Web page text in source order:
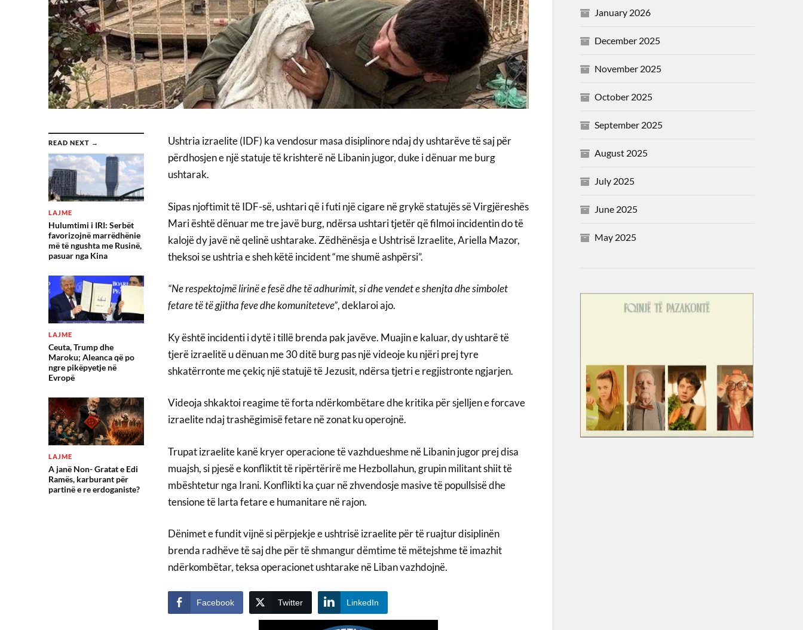
READ NEXT →
LAJME
Hulumtimi i IRI: Serbët
favorizojnë marrëdhënie
më të ngushta me Rusinë,
pasuar nga Kina
LAJME
Ceuta, Trump dhe
Maroku; Aleanca që po
ngre pikëpyetje në
Evropë
LAJME
A janë Non- Gratat e Edi
Ramës, karburant për
partinë e re erdoganiste?
Ushtria izraelite (IDF) ka vendosur masa disiplinore ndaj dy ushtarëve të saj për
përdhosjen e një statuje të krishterë në Libanin jugor, duke i dënuar me burg
ushtarak.
Sipas njoftimit të IDF-së, ushtari që i futi një cigare në grykë statujës së Virgjëreshës
Mari është dënuar me tre javë burg, ndërsa ushtari tjetër që filmoi incidentin do të
kalojë dy javë në qelinë ushtarake. Zëdhënësja e Ushtrisë Izraelite, Ariella Mazor,
theksoi se ushtria e sheh këtë incident “me shumë ashpërsi”.
“Ne respektojmë lirinë e fesë dhe të adhurimit, si dhe vendet e shenjta dhe simbolet
fetare të të gjitha feve dhe komuniteteve”, deklaroi ajo.
Ky është incidenti i dytë i tillë brenda pak javëve. Muajin e kaluar, dy ushtarë të
tjerë izraelitë u dënuan me 30 ditë burg pas një videoje ku njëri prej tyre
shkatërronte me çekiç një statujë të Jezusit, ndërsa tjetri e regjistronte ngjarjen.
Videoja shkaktoi reagime të forta ndërkombëtare dhe kritika për sjelljen e forcave
izraelite ndaj trashëgimisë fetare në zonat ku operojnë.
Trupat izraelite kanë kryer operacione të vazhdueshme në Libanin jugor prej disa
muajsh, si pjesë e konfliktit të ripërtërirë me Hezbollahun, grupin militant shiit të
mbështetur nga Irani. Konflikti ka çuar në zhvendosje masive të popullsisë dhe
tensione të larta fetare e humanitare në rajon.
Dënimet e fundit vijnë si përpjekje e ushtrisë izraelite për të ruajtur disiplinën
brenda radhëve të saj dhe për të shmangur dëmtime të mëtejshme të imazhit
ndërkombëtar, teksa operacionet ushtarake në Liban vazhdojnë.
Facebook Twitter LinkedIn
January 2026
December 2025
November 2025
October 2025
September 2025
August 2025
July 2025
June 2025
May 2025